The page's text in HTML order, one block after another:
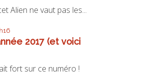
Alien ne vaut pas les...
2017 (et voici
fort sur ce numéro !